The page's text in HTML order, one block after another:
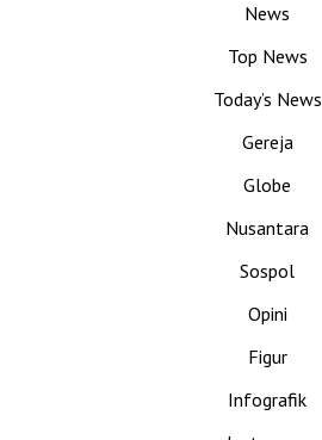
News
Top News
Today’s News
Gereja
Globe
Nusantara
Sospol
Opini
Figur
Infografik